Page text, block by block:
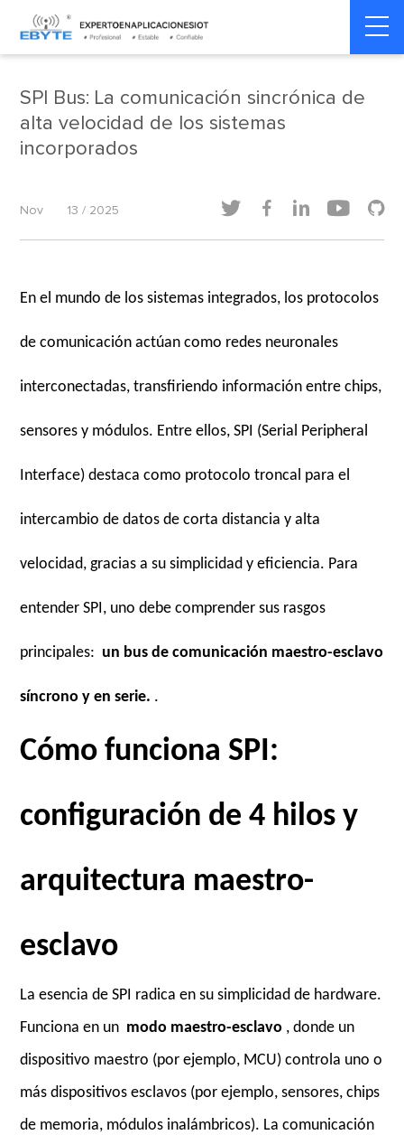
Home > Dinámica de la industria Dinámica de la industria
SPI Bus: La comunicación sincrónica de
alta velocidad de los sistemas
incorporados
Nov 13 / 2025     
En el mundo de los sistemas integrados, los protocolos
de comunicación actúan como redes neuronales
interconectadas, transfiriendo información entre chips,
sensores y módulos. Entre ellos, SPI (Serial Peripheral
Interface) destaca como protocolo troncal para el
intercambio de datos de corta distancia y alta
velocidad, gracias a su simplicidad y eficiencia. Para
entender SPI, uno debe comprender sus rasgos
principales: un bus de comunicación maestro-esclavo
síncrono y en serie. .
Cómo funciona SPI:
configuración de 4 hilos y
arquitectura maestro-
esclavo
La esencia de SPI radica en su simplicidad de hardware.
Funciona en un modo maestro-esclavo , donde un
dispositivo maestro (por ejemplo, MCU) controla uno o
más dispositivos esclavos (por ejemplo, sensores, chips
de memoria, módulos inalámbricos). La comunicación